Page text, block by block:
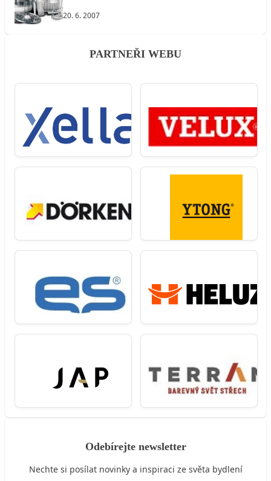
20. 6. 2007
PARTNEŘI WEBU
Odebírejte newsletter
Nechte si posílat novinky a inspiraci ze světa bydlení